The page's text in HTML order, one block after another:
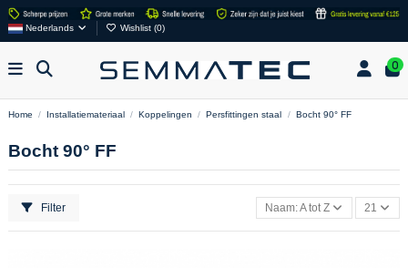
Nederlands Wishlist (0)
0
Home Installatiemateriaal Koppelingen Persfittingen staal Bocht 90° FF
Bocht 90° FF
Filter Naam: A tot Z 21